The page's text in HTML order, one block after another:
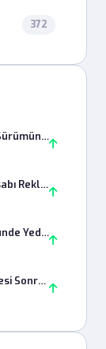
372
YouTube Premium 20.45 Sürümünde Çevrimdışı Videolar Neden Açılmıyor?
Instagram'da İşletme Hesabı Reklamları Neden İncelemede Bekliyor?
WhatsApp 2.24.15 Sürümünde Yedekleme İşlemi Neden Sürekli Hata Veriyor?
Telegram 11.2 Güncellemesi Sonrası Sesli Mesajlar Neden Açılmıyor?